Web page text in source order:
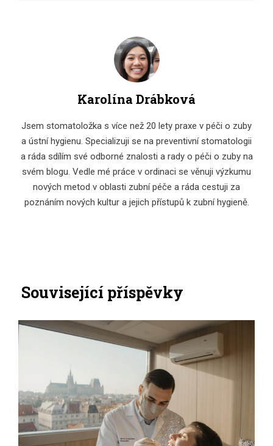
Karolína Drábková
Jsem stomatoložka s více než 20 lety praxe v péči o zuby
a ústní hygienu. Specializuji se na preventivní stomatologii
a ráda sdílím své odborné znalosti a rady o péči o zuby na
svém blogu. Vedle mé práce v ordinaci se věnuji výzkumu
nových metod v oblasti zubní péče a ráda cestuji za
poznáním nových kultur a jejich přístupů k zubní hygieně.
Související příspěvky